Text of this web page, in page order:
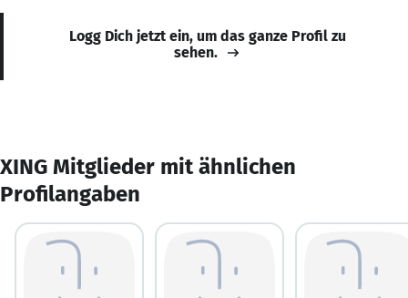
Logg Dich jetzt ein, um das ganze Profil zu
sehen.
XING Mitglieder mit ähnlichen
Profilangaben